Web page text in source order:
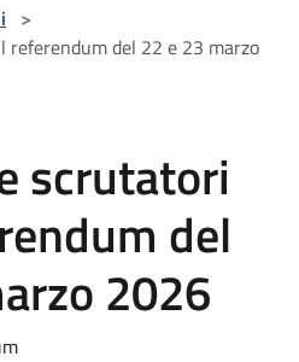
>
del 22 e 23 marzo
scrutatori
del
2026